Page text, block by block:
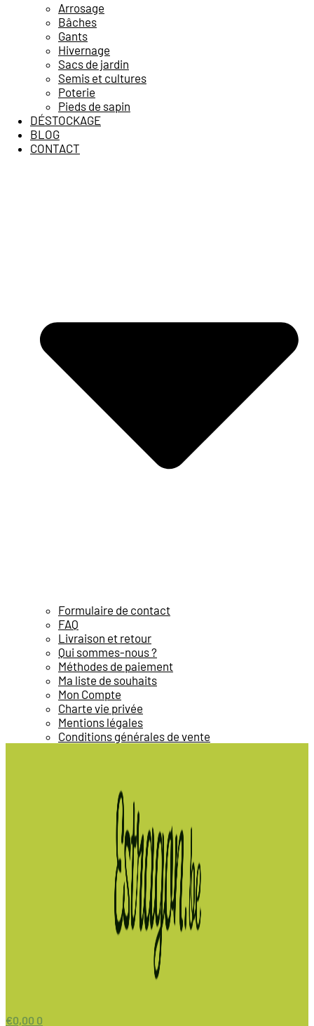
Arrosage
Bâches
Gants
Hivernage
Sacs de jardin
Semis et cultures
Poterie
Pieds de sapin
DÉSTOCKAGE
BLOG
CONTACT
Formulaire de contact
FAQ
Livraison et retour
Qui sommes-nous ?
Méthodes de paiement
Ma liste de souhaits
Mon Compte
Charte vie privée
Mentions légales
Conditions générales de vente
€0,00 0